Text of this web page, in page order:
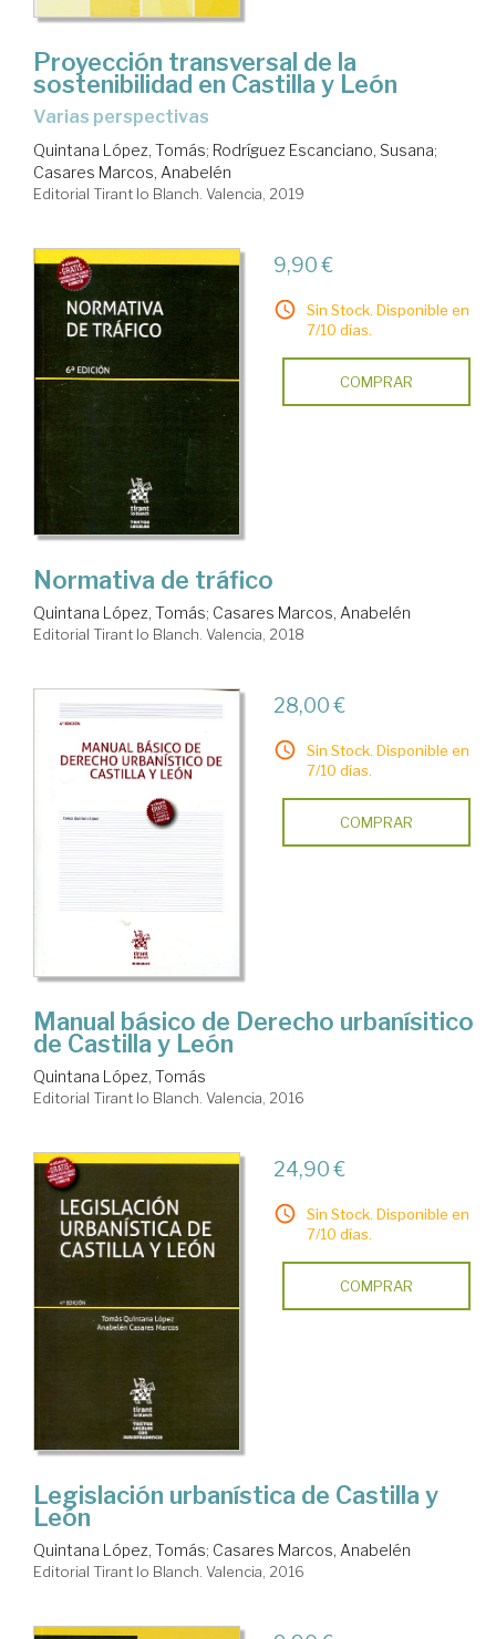
Proyección transversal de la
sostenibilidad en Castilla y León
Varias perspectivas
Quintana López, Tomás; Rodríguez Escanciano, Susana;
Casares Marcos, Anabelén
Editorial Tirant lo Blanch. Valencia, 2019
9,90 €
Sin Stock. Disponible en
7/10 días.
COMPRAR
Normativa de tráfico
Quintana López, Tomás; Casares Marcos, Anabelén
Editorial Tirant lo Blanch. Valencia, 2018
28,00 €
Sin Stock. Disponible en
7/10 días.
COMPRAR
Manual básico de Derecho urbanísitico
de Castilla y León
Quintana López, Tomás
Editorial Tirant lo Blanch. Valencia, 2016
24,90 €
Sin Stock. Disponible en
7/10 días.
COMPRAR
Legislación urbanística de Castilla y
León
Quintana López, Tomás; Casares Marcos, Anabelén
Editorial Tirant lo Blanch. Valencia, 2016